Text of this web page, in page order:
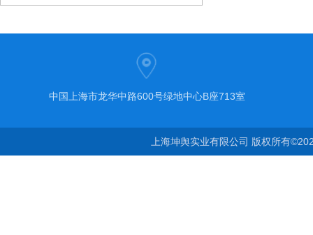
中国上海市龙华中路600号绿地中心B座713室
上海坤舆实业有限公司 版权所有